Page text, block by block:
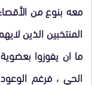
معه بنوع من
المنتخبين الذين
ما ان يفوزوا
الحي ، فرغم